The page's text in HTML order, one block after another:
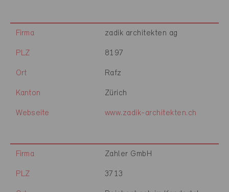
Firma zadik architekten ag
PLZ 8197
Ort Rafz
Kanton Zürich
Webseite www.zadik-architekten.ch
Firma Zahler GmbH
PLZ 3713